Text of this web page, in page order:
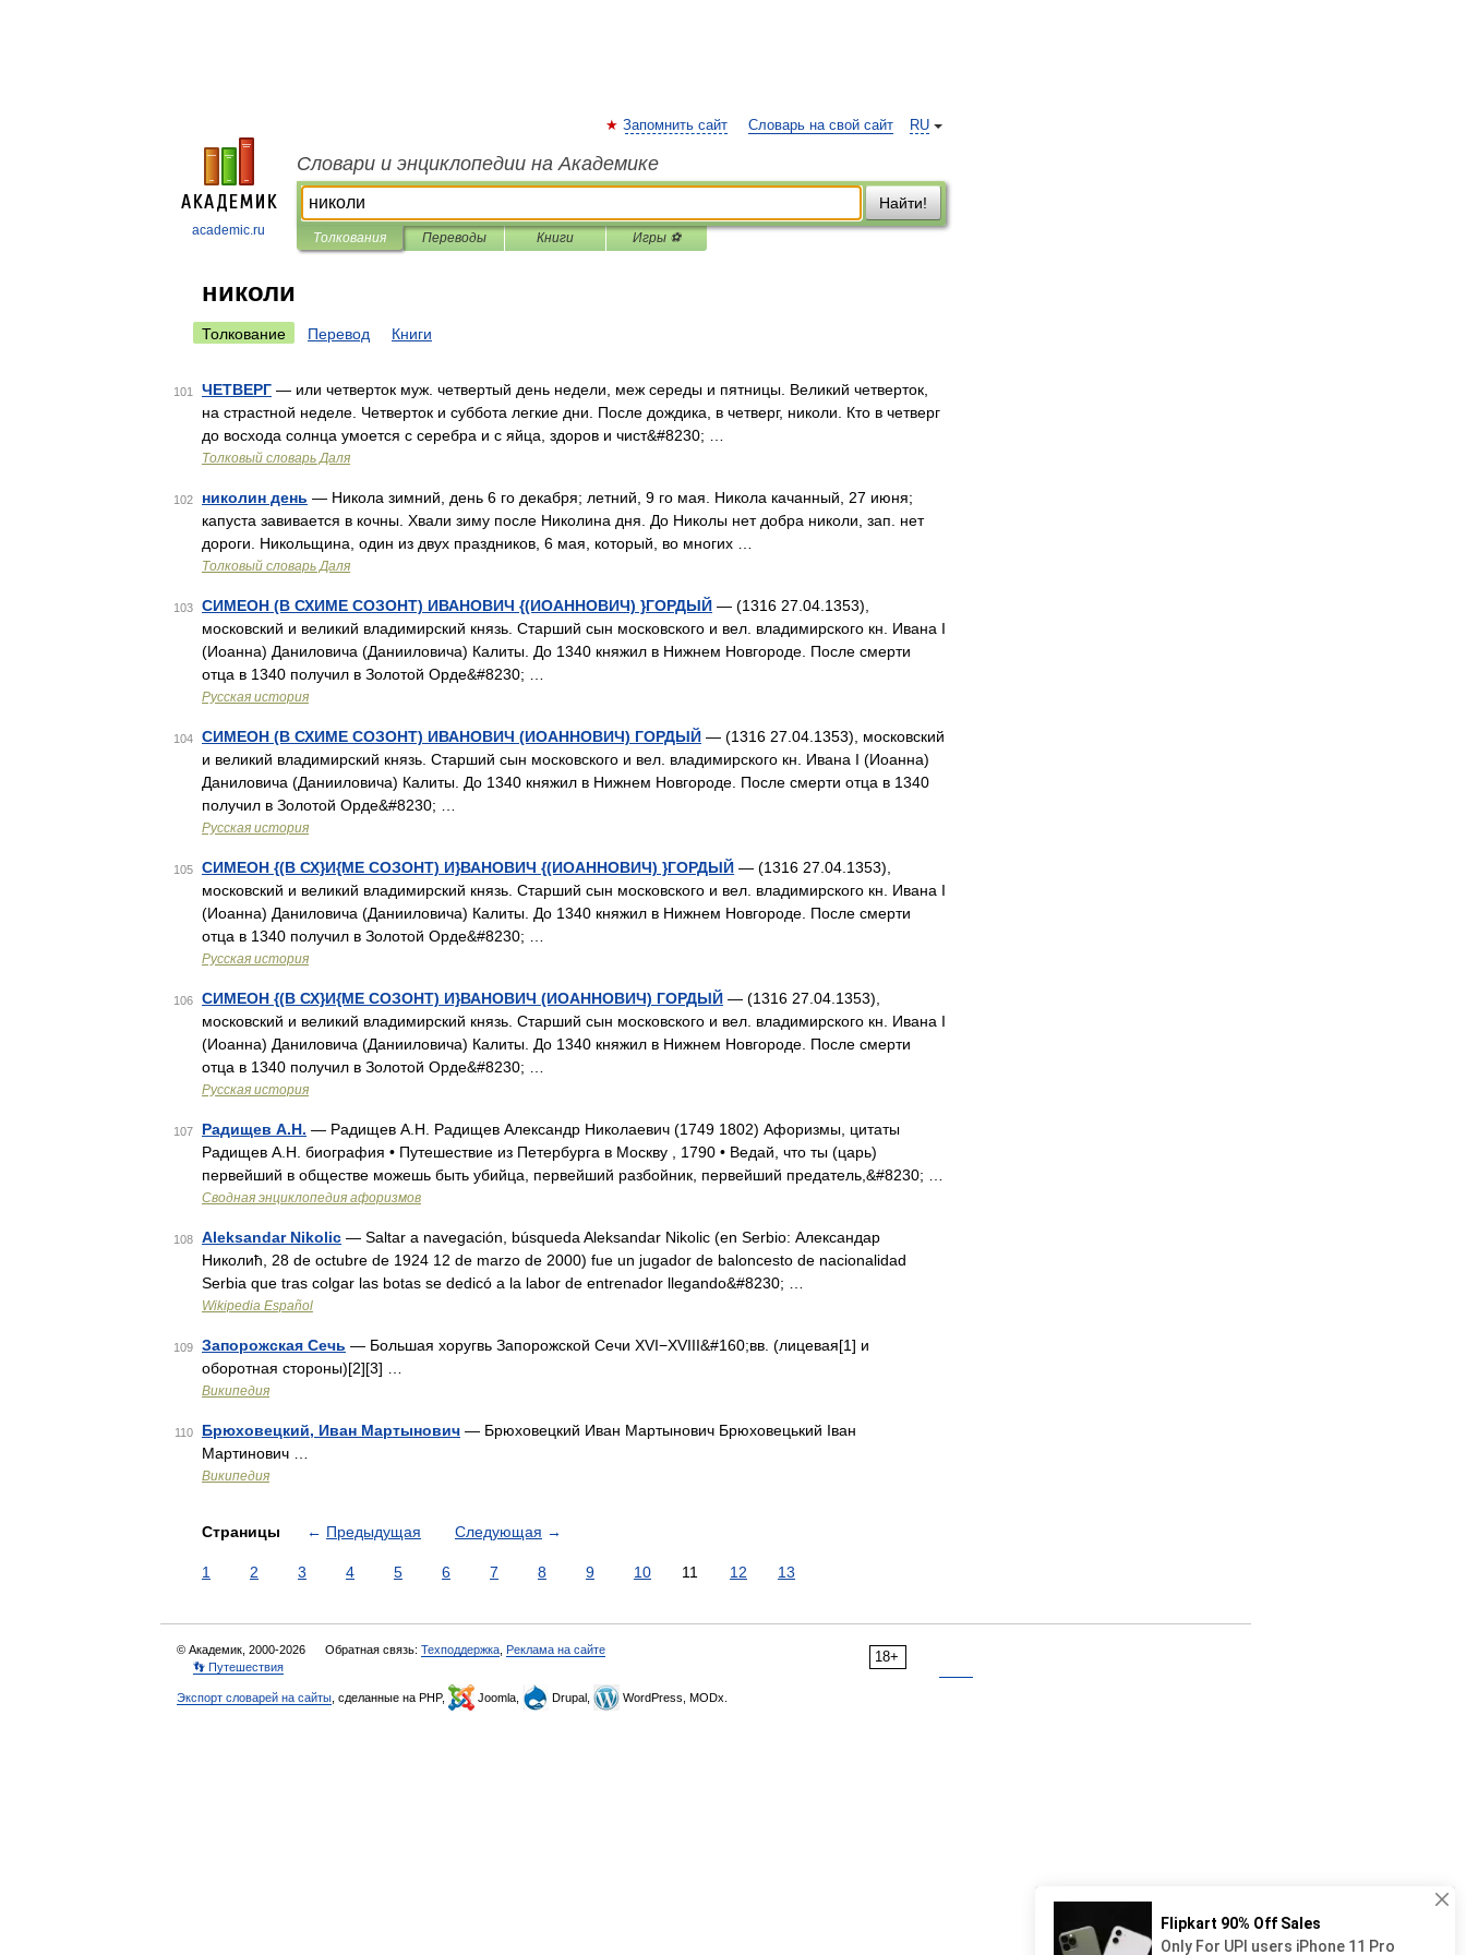
academic.ru
RU
Запомнить сайт Словарь на свой сайт
Словари и энциклопедии на Академике
Найти!
Толкования Переводы Книги Игры ⚽
николи
Толкование Перевод Книги
101 ЧЕТВЕРГ — или четверток муж. четвертый день недели, меж середы и пятницы. Великий четверток,
на страстной неделе. Четверток и суббота легкие дни. После дождика, в четверг, николи. Кто в четверг
до восхода солнца умоется с серебра и с яйца, здоров и чист&#8230; …
Толковый словарь Даля
102 николин день — Никола зимний, день 6 го декабря; летний, 9 го мая. Никола качанный, 27 июня;
капуста завивается в кочны. Хвали зиму после Николина дня. До Николы нет добра николи, зап. нет
дороги. Никольщина, один из двух праздников, 6 мая, который, во многих …
Толковый словарь Даля
103 СИМЕОН (В СХИМЕ СОЗОНТ) ИВАНОВИЧ {(ИОАННОВИЧ) }ГОРДЫЙ — (1316 27.04.1353),
московский и великий владимирский князь. Старший сын московского и вел. владимирского кн. Ивана I
(Иоанна) Даниловича (Данииловича) Калиты. До 1340 княжил в Нижнем Новгороде. После смерти
отца в 1340 получил в Золотой Орде&#8230; …
Русская история
104 СИМЕОН (В СХИМЕ СОЗОНТ) ИВАНОВИЧ (ИОАННОВИЧ) ГОРДЫЙ — (1316 27.04.1353), московский
и великий владимирский князь. Старший сын московского и вел. владимирского кн. Ивана I (Иоанна)
Даниловича (Данииловича) Калиты. До 1340 княжил в Нижнем Новгороде. После смерти отца в 1340
получил в Золотой Орде&#8230; …
Русская история
105 СИМЕОН {(В СХ}И{МЕ СОЗОНТ) И}ВАНОВИЧ {(ИОАННОВИЧ) }ГОРДЫЙ — (1316 27.04.1353),
московский и великий владимирский князь. Старший сын московского и вел. владимирского кн. Ивана I
(Иоанна) Даниловича (Данииловича) Калиты. До 1340 княжил в Нижнем Новгороде. После смерти
отца в 1340 получил в Золотой Орде&#8230; …
Русская история
106 СИМЕОН {(В СХ}И{МЕ СОЗОНТ) И}ВАНОВИЧ (ИОАННОВИЧ) ГОРДЫЙ — (1316 27.04.1353),
московский и великий владимирский князь. Старший сын московского и вел. владимирского кн. Ивана I
(Иоанна) Даниловича (Данииловича) Калиты. До 1340 княжил в Нижнем Новгороде. После смерти
отца в 1340 получил в Золотой Орде&#8230; …
Русская история
107 Радищев А.Н. — Радищев А.Н. Радищев Александр Николаевич (1749 1802) Афоризмы, цитаты
Радищев А.Н. биография • Путешествие из Петербурга в Москву , 1790 • Ведай, что ты (царь)
первейший в обществе можешь быть убийца, первейший разбойник, первейший предатель,&#8230; …
Сводная энциклопедия афоризмов
108 Aleksandar Nikolic — Saltar a navegación, búsqueda Aleksandar Nikolic (en Serbio: Александар
Николић, 28 de octubre de 1924 12 de marzo de 2000) fue un jugador de baloncesto de nacionalidad
Serbia que tras colgar las botas se dedicó a la labor de entrenador llegando&#8230; …
Wikipedia Español
109 Запорожская Сечь — Большая хоругвь Запорожской Сечи XVI−XVIII&#160;вв. (лицевая[1] и
оборотная стороны)[2][3] …
Википедия
110 Брюховецкий, Иван Мартынович — Брюховецкий Иван Мартынович Брюховецький Іван
Мартинович …
Википедия
Страницы ← Предыдущая Следующая →
1 2 3 4 5 6 7 8 9 10 11 12 13
18+
© Академик, 2000-2026 Обратная связь: Техподдержка Реклама на сайте
👣 Путешествия
Экспорт словарей на сайты , сделанные на PHP, Joomla, Drupal, WordPress, MODx.